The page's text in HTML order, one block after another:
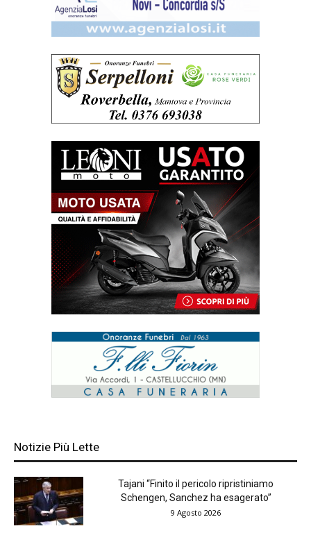
Notizie Più Lette
Tajani “Finito il pericolo ripristiniamo
Schengen, Sanchez ha esagerato”
9 Agosto 2026